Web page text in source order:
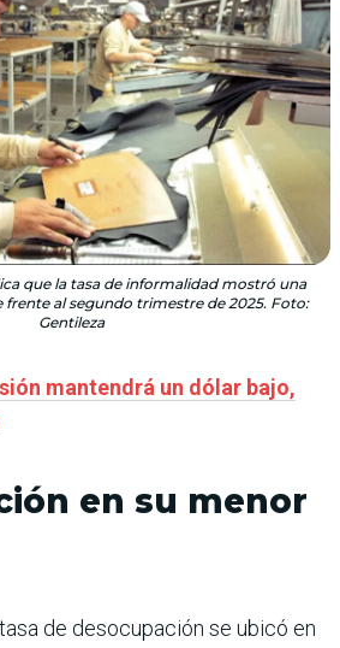
que la tasa de informalidad mostró una
al segundo trimestre de 2025. Foto:
Gentileza
mantendrá un dólar bajo,
en su menor
de desocupación se ubicó en